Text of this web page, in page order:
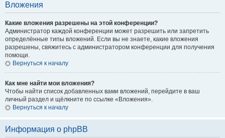
Вложения
Какие вложения разрешены на этой конференции?
Администратор каждой конференции может разрешить или запретить
определённые типы вложений. Если вы не знаете, какие вложения
разрешены, свяжитесь с администратором конференции для получения
помощи.
Вернуться к началу
Как мне найти мои вложения?
Чтобы найти список добавленных вами вложений, перейдите в ваш
личный раздел и щёлкните по ссылке «Вложения».
Вернуться к началу
Информация о phpBB